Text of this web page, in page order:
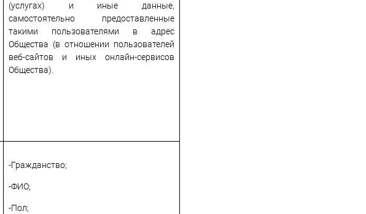
(услугах) и иные данные,
самостоятельно предоставленные
такими пользователями в адрес
Общества (в отношении пользователей
веб-сайтов и иных онлайн-сервисов
Общества).
-Гражданство;
-ФИО;
-Пол;